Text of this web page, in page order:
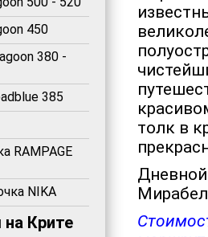
450
380 -
385
RAMPAGE
NIKA
Крите
толк в
Дневной